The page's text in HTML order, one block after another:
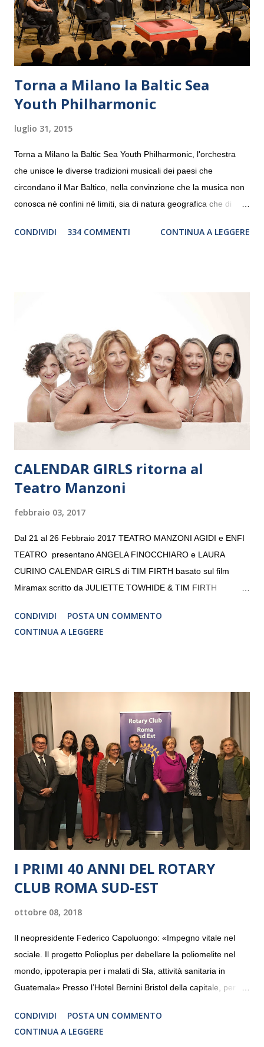
Torna a Milano la Baltic Sea
Youth Philharmonic
luglio 31, 2015
Torna a Milano la Baltic Sea Youth Philharmonic, l'orchestra
che unisce le diverse tradizioni musicali dei paesi che
circondano il Mar Baltico, nella convinzione che la musica non
conosca né confini né limiti, sia di natura geografica che di
debutterà il 10 settembre a Heiden, in Germania, e toccherà, in
“Settembre dell’Accademia” dove si esibirà per il secondo anno
consecutivo. Il pubblico milanese avrà il piacere di applaudire i
giovani artisti della Baltic Sea Youth Philharmonic per la quarta
volta. L’orchestra, fondata nel 2008 da Kristjan Järvi (affiancato
da un prestigioso consiglio di consulent...
CONDIVIDI 334 COMMENTI CONTINUA A LEGGERE
CALENDAR GIRLS ritorna al
Teatro Manzoni
febbraio 03, 2017
Dal 21 al 26 Febbraio 2017 TEATRO MANZONI AGIDI e ENFI
TEATRO presentano ANGELA FINOCCHIARO e LAURA
CURINO CALENDAR GIRLS di TIM FIRTH basato sul film
Miramax scritto da JULIETTE TOWHIDE & TIM FIRTH
CRISTINA PEZZOLI
CONDIVIDI
POSTA UN COMMENTO
CONTINUA A LEGGERE
I PRIMI 40 ANNI DEL ROTARY
CLUB ROMA SUD-EST
ottobre 08, 2018
Il neopresidente Federico Capoluongo: «Impegno vitale nel
sociale. Il progetto Polioplus per debellare la poliomelite nel
mondo, ippoterapia per i malati di Sla, attività sanitaria in
Guatemala» Presso l’Hotel Bernini Bristol della capitale, per la
programmazione del Rotary Club Roma Sud-Est che festeggia
i quaranta anni di attività. Un’occasione per raccontare al
CONDIVIDI
POSTA UN COMMENTO
CONTINUA A LEGGERE